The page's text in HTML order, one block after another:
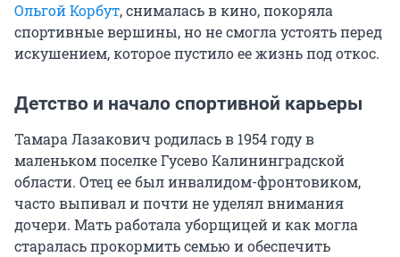
Ольгой Корбут, снималась в кино, покоряла
спортивные вершины, но не смогла устоять перед
искушением, которое пустило ее жизнь под откос.
Детство и начало спортивной карьеры
Тамара Лазакович родилась в 1954 году в
маленьком поселке Гусево Калининградской
области. Отец ее был инвалидом-фронтовиком,
часто выпивал и почти не уделял внимания
дочери. Мать работала уборщицей и как могла
старалась прокормить семью и обеспечить